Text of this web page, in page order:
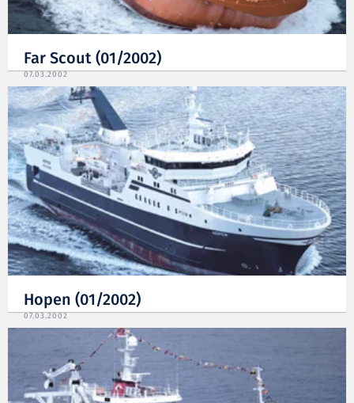
Far Scout (01/2002)
07.03.2002
Hopen (01/2002)
07.03.2002